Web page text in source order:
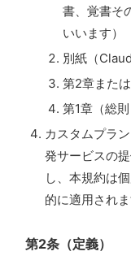
書、覚書そ
いいます）
別紙（
第2章また
第1章（総則
カスタムプラ
発サービスの
し、本規約は
的に適用されま
第2条（定義）